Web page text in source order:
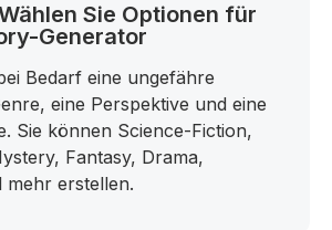
Sie Optionen für
Generator
Bedarf eine ungefähre
eine Perspektive und eine
Sie können Science-Fiction,
Fantasy, Drama,
mehr erstellen.